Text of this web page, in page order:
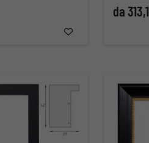
da